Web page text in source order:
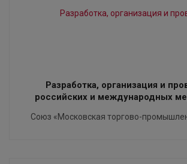
Разработка, организация и
российских и международных
Союз «Московская торгово-